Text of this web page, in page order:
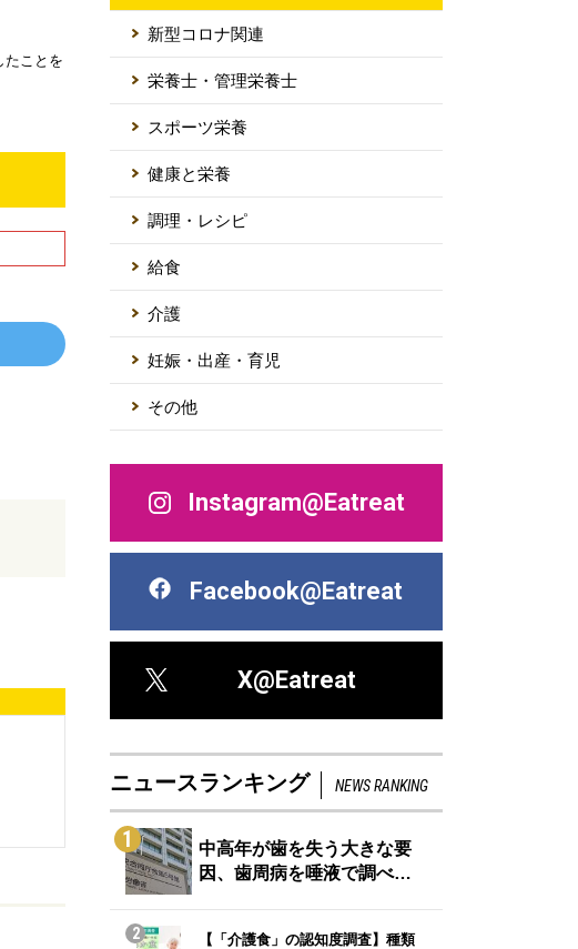
たことを
新型コロナ関連
栄養士・管理栄養士
スポーツ栄養
健康と栄養
調理・レシピ
給食
介護
妊娠・出産・育児
その他
Instagram@Eatreat
Facebook@Eatreat
X@Eatreat
ニュースランキング NEWS RANKING
1
中高年が歯を失う大きな要
因、歯周病を唾液で調べ…
2
【「介護食」の認知度調査】種類